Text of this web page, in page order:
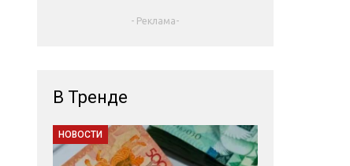
- Реклама-
В Тренде
НОВОСТИ